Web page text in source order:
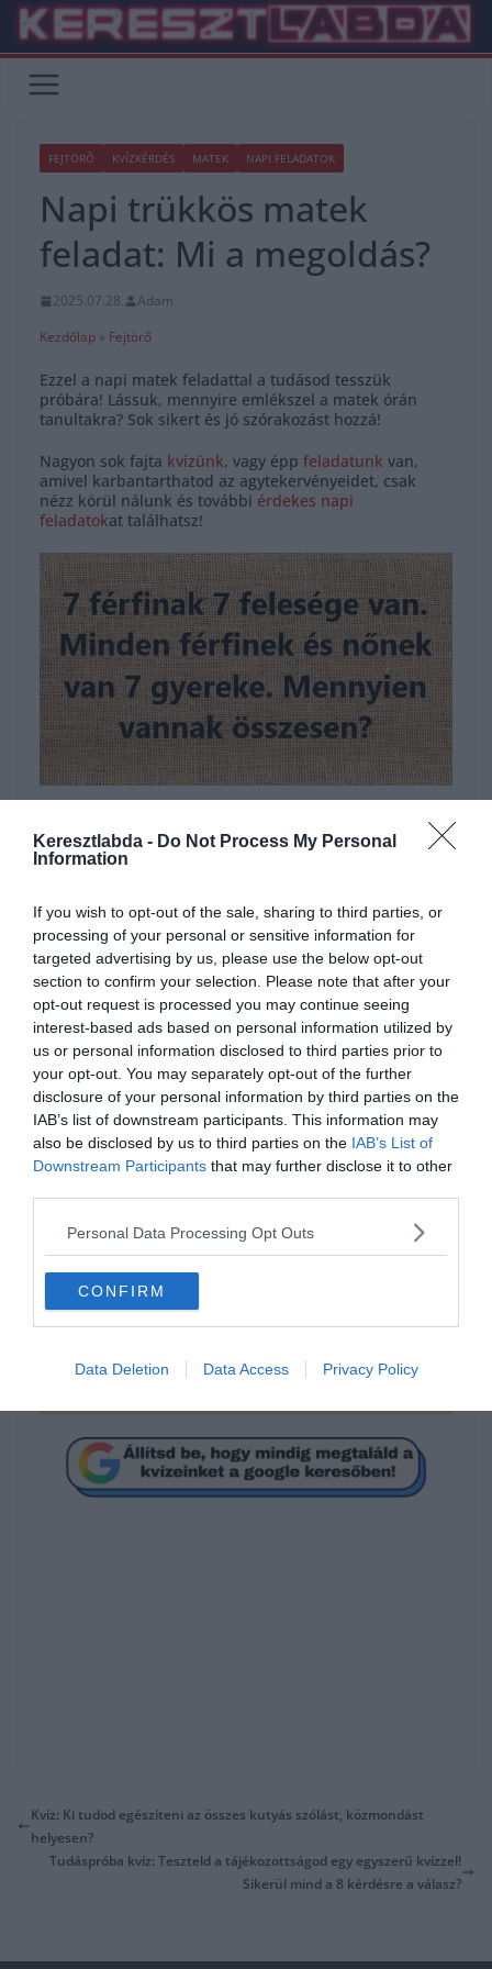
Keresztlabda - Do Not Process My Personal
Information
If you wish to opt-out of the sale, sharing to third parties, or
processing of your personal or sensitive information for
targeted advertising by us, please use the below opt-out
section to confirm your selection. Please note that after your
opt-out request is processed you may continue seeing
interest-based ads based on personal information utilized by
us or personal information disclosed to third parties prior to
your opt-out. You may separately opt-out of the further
disclosure of your personal information by third parties on the
IAB’s list of downstream participants. This information may
also be disclosed by us to third parties on the IAB’s List of
Downstream Participants that may further disclose it to other
Personal Data Processing Opt Outs
CONFIRM
Data Deletion Data Access Privacy Policy
Skip
content
FEJTÖRŐ KVÍZKÉRDÉS MATEK NAPI FELADATOK
Napi trükkös matek
feladat: Mi a megoldás?
2025.07.28.
Adam
Kezdőlap » Fejtörő
Ezzel a napi matek feladattal a tudásod tesszük
próbára! Lássuk, mennyire emlékszel a matek órán
tanultakra? Sok sikert és jó szórakozást hozzá!
Nagyon sok fajta kvízünk, vagy épp feladatunk van,
amivel karbantarthatod az agytekervényeidet, csak
nézz körül nálunk és további érdekes napi
feladatokat találhatsz!
Hirdetés
Mennyien vannak
összesen?
112
63
Kvíz: Ki tudod egészíteni az összes kutyás szólást, közmondást
helyesen?
Tudáspróba kvíz: Teszteld a tájékozottságod egy egyszerű kvízzel!
Sikerül mind a 8 kérdésre a válasz?